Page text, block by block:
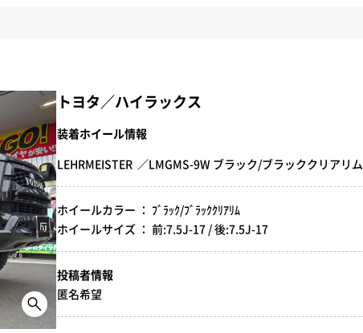
トヨタ／ハイラックス
装着ホイール情報
LEHRMEISTER ／LMGMS-9W ブラック/ブラッククリアリム
ホイールカラー ： ﾌﾞﾗｯｸ/ﾌﾞﾗｯｸｸﾘｱﾘﾑ
ホイールサイズ ： 前:7.5J-17 / 後:7.5J-17
投稿者情報
匿名希望